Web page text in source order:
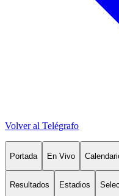
Volver al Telégrafo
Portada En Vivo
Resultados Estadios